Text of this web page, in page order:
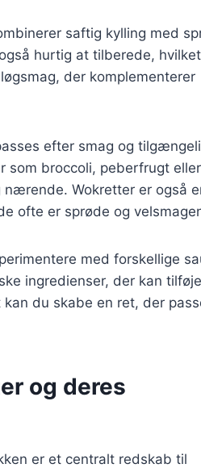
saftig kylling med
hurtig at tilberede,
der komplementerer
efter smag og
som broccoli, peberfrugt eller
Wokretter er også
ofte er sprøde og
med forskellige
ingredienser, der kan tilføje
du skabe en ret, der
og deres
er et centralt redskab til